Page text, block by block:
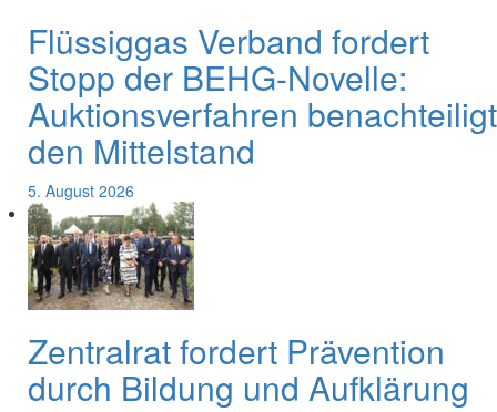
Flüssiggas Verband fordert
Stopp der BEHG-Novelle:
Auktionsverfahren benachteiligt
den Mittelstand
5. August 2026
Zentralrat fordert Prävention
durch Bildung und Aufklärung